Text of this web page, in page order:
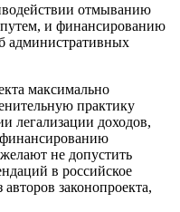
отмыванию
и финансированию
административных
максимально
практику
легализации доходов,
не допустить
в российское
законопроекта,